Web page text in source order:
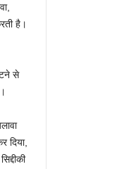
है।
से
दिया,